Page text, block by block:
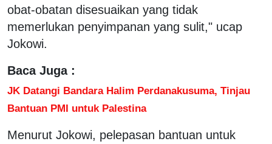
obat-obatan disesuaikan yang tidak
memerlukan penyimpanan yang sulit," ucap
Jokowi.
Baca Juga :
JK Datangi Bandara Halim Perdanakusuma, Tinjau
Bantuan PMI untuk Palestina
Menurut Jokowi, pelepasan bantuan untuk